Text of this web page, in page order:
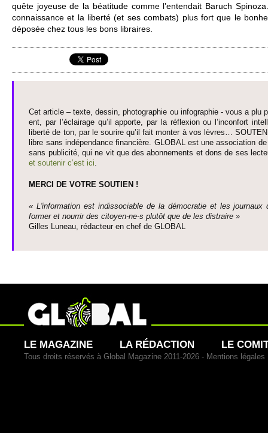
quête joyeuse de la béati­tude comme l’entendait Baruch
connaissance et la liberté (et ses co­mbats) plus fort que le
déposée chez tous les bons li­braires.
Cet article – texte, dessin, photographie ou infographie - vous a plu
ent, par l’éclairage qu’il appo­rte, par la réflexion ou l’inconfort
liberté de ton, par le so­urire qu’il fait monter à vos lèvres…
libre sans indépendance financière. GLOBAL est une asso­ci­ation
sans publi­cité, qui ne vit que des abonne­ments et dons de ses
et so­utenir c’est ici.
MERCI DE VOTRE SO­UTIEN !
« L'information est indisso­ci­able de la démo­cratie et les journaux
former et nourrir des ci­to­yen-ne-s plutôt que de les dis­traire »
Gi­lles Luneau, rédacteur en chef de GLOBAL
LE MAGAZINE LA RÉDACTION LE
Tous droits réservés à Global Magazine 2011-2026 - Mentions légales